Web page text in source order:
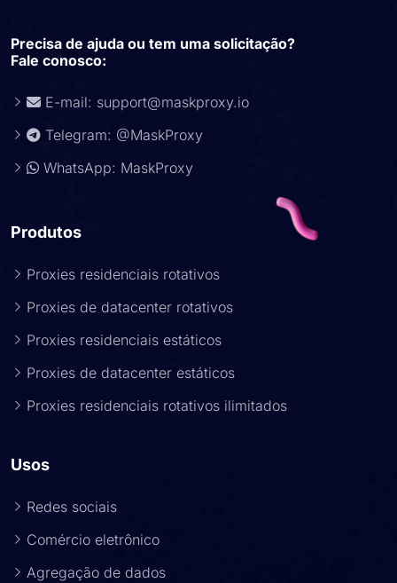
Precisa de ajuda ou tem uma solicitação?
Fale conosco:
E-mail: support@maskproxy.io
Telegram: @MaskProxy
WhatsApp: MaskProxy
Produtos
Proxies residenciais rotativos
Proxies de datacenter rotativos
Proxies residenciais estáticos
Proxies de datacenter estáticos
Proxies residenciais rotativos ilimitados
Usos
Redes sociais
Comércio eletrônico
Agregação de dados